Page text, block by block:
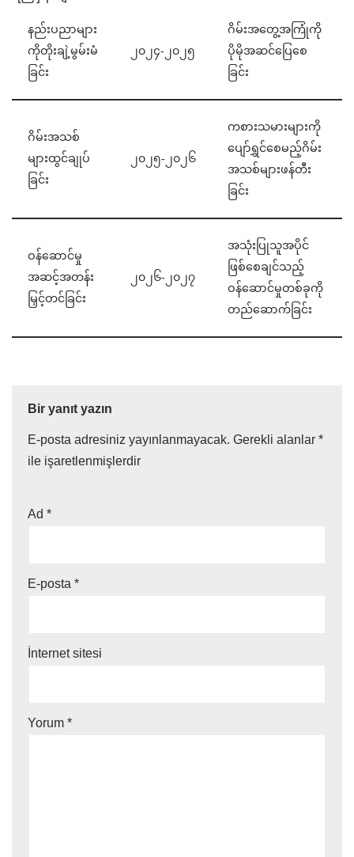
နည်းပညာများ
ကိုတိုးချဲ့မွမ်းမံ
ခြင်း
၂၀၂၄-၂၀၂၅
ဂိမ်းအတွေ့အကြုံကို
ပိုမိုအဆင်ပြေစေ
ခြင်း
ဂိမ်းအသစ်
များထွင်ချုပ်
ခြင်း
၂၀၂၅-၂၀၂၆
ကစားသမားများကို
ပျော်ရွှင်စေမည့်ဂိမ်း
အသစ်များဖန်တီး
ခြင်း
ဝန်ဆောင်မှု
အဆင့်အတန်း
မြှင့်တင်ခြင်း
၂၀၂၆-၂၀၂၇
အသုံးပြုသူအပိုင်
ဖြစ်စေချင်သည့်
ဝန်ဆောင်မှုတစ်ခုကို
တည်ဆောက်ခြင်း
Bir yanıt yazın
E-posta adresiniz yayınlanmayacak. Gerekli alanlar *
ile işaretlenmişlerdir
Ad *
E-posta *
İnternet sitesi
Yorum *